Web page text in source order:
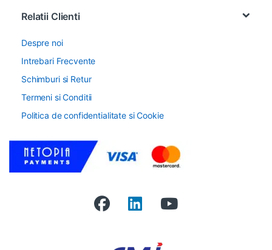
Relatii Clienti
Despre noi
Intrebari Frecvente
Schimburi si Retur
Termeni si Conditii
Politica de confidentialitate si Cookie